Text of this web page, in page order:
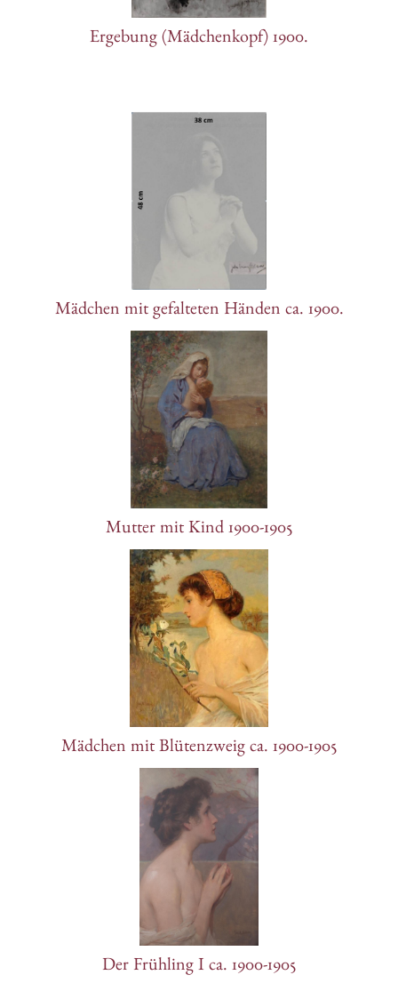
Ergebung (Mädchenkopf) 1900.
Mädchen mit gefalteten Händen ca. 1900.
Mutter mit Kind 1900-1905
Mädchen mit Blütenzweig ca. 1900-1905
Der Frühling I ca. 1900-1905